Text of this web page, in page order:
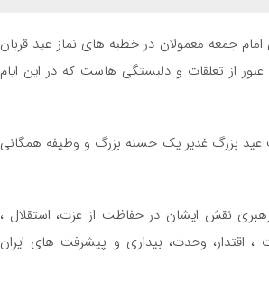
امام جمعه معمولان در خطبه های نماز عید قربان
از تعلقات و دلبستگی هاست که در این ایام
عید بزرگ غدیر یک حسنه بزرگ و وظیفه همگانی
نقش ایشان در حفاظت از عزت، استقلال ،
وحدت‌، بیداری و پیشرفت های ایران